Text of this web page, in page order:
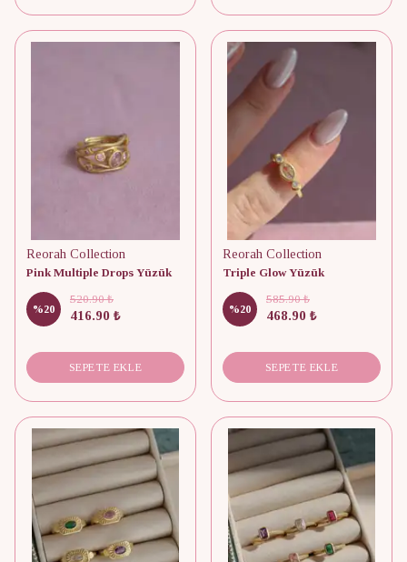
Reorah Collection
Pink Multiple Drops Yüzük
%20
520.90 ₺
416.90 ₺
SEPETE EKLE
Reorah Collection
Triple Glow Yüzük
%20
585.90 ₺
468.90 ₺
SEPETE EKLE